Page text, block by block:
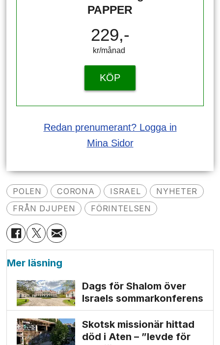
PAPPER
229,-
kr/månad ​​​​​​
KÖP
Redan prenumerant? Logga in
Mina Sidor
POLEN CORONA ISRAEL
NYHETER
FRÅN DJUPEN
FÖRINTELSEN
Mer läsning
Dags för Shalom över
Israels sommarkonferens
Skotsk missionär hittad
död i Aten – ”levde för